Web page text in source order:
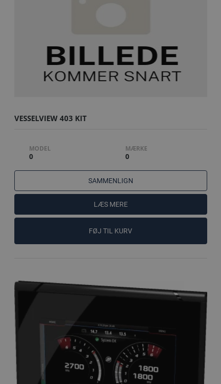
VESSELVIEW 403 KIT
MODEL
0
MÆRKE
0
SAMMENLIGN
LÆS MERE
FØJ TIL KURV